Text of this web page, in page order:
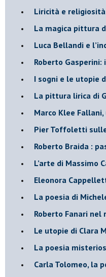
Liricità e
La magica pittura
Luca Bellandi e
​Roberto
I sogni e le utopie
La pittura lirica di
​Marco Klee
​Pier Toffoletti
​Roberto Braida :
​L’arte di Massimo
Eleonora
​La poesia di
Roberto Fanari nel
Le utopie di Clara
​La poesia
Carla Tolomeo, la